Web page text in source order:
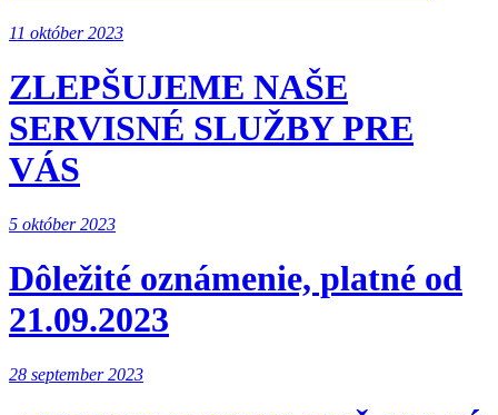
11 október 2023
ZLEPŠUJEME NAŠE
SERVISNÉ SLUŽBY PRE
VÁS
5 október 2023
Dôležité oznámenie, platné od
21.09.2023
28 september 2023